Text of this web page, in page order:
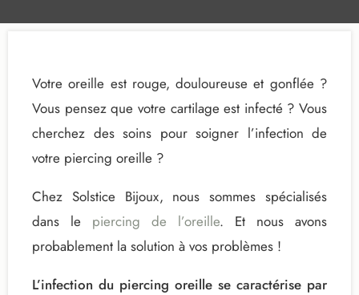
Votre oreille est rouge, douloureuse et gonflée ?
Vous pensez que votre cartilage est infecté ? Vous
cherchez des soins pour soigner l’infection de
votre piercing oreille ?
Chez Solstice Bijoux, nous sommes spécialisés
dans le piercing de l’oreille. Et nous avons
probablement la solution à vos problèmes !
L’infection du piercing oreille se caractérise par